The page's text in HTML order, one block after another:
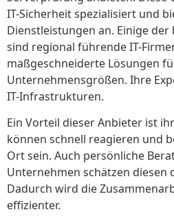
IT-Sicherheit spezialisiert und
Dienstleistungen an. Einige
sind regional führende IT-
maßgeschneiderte Lösungen
Unternehmensgrößen. Ihre
IT-Infrastrukturen.
Ein Vorteil dieser Anbieter ist
können schnell reagieren und
Ort sein. Auch persönliche
Unternehmen schätzen diesen
Dadurch wird die
effizienter.